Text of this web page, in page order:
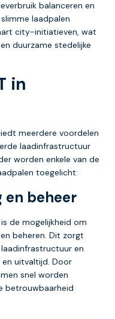
balanceren en
laadpalen
city-initiatieven, wat
duurzame stedelijke
in
meerdere voordelen
laadinfrastructuur
worden enkele van de
toegelicht:
en beheer
de mogelijkheid om
beheren. Dit zorgt
en
uitvaltijd. Door
snel worden
betrouwbaarheid